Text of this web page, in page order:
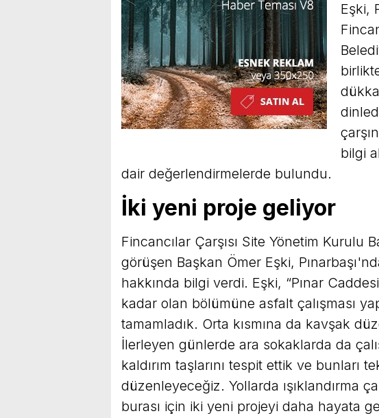
Eşki,
bilgi
dair değerlendirmelerde bulundu.
İki yeni proje geliyor
Fincancılar Çarşısı Site Yönetim Kurulu
görüşen Başkan Ömer Eşki,
hakkında bilgi verdi. Eşki, “Pınar
kadar olan bölümüne asfalt çalışması
tamamladık. Orta kısmına da kavşak
İlerleyen günlerde ara sokaklarda da
kaldırım taşlarını tespit ettik ve bunları
düzenleyeceğiz. Yollarda ışıklandırma
burası için iki yeni projeyi daha hayata